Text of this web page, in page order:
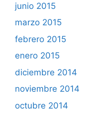
junio 2015
marzo 2015
febrero 2015
enero 2015
diciembre 2014
noviembre 2014
octubre 2014